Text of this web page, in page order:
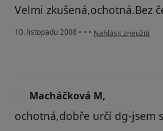
Velmi zkušená,ochotná.Bez
10. listopadu 2008 • • • podle názoru
Nahlásit zneužití
Macháčková M,
ochotná,dobře určí dg-jsem